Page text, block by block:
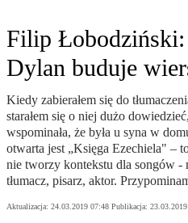
Filip
Dylan buduje
Kiedy zabierałem się do
starałem się o niej dużo
wspominała, że była u syna w
otwarta jest „Księga Ezechiela" –
nie tworzy kontekstu dla songów
tłumacz, pisarz, aktor.
Aktualizacja: 24.03.2019 07:48 Publikacja: 23.03.2019